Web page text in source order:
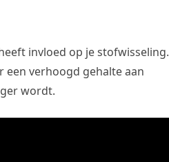
invloed op je stofwisseling.
een verhoogd gehalte aan
wordt.